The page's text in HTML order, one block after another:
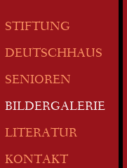
STIFTUNG
DEUTSCHHAUS
SENIOREN
BILDERGALERIE
LITERATUR
KONTAKT